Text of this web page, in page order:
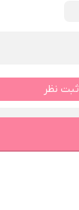
ثبت نظر